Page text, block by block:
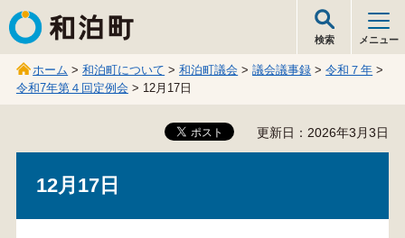
和泊町
検索 メニュー
ホーム >和泊町について >和泊町議会 >議会議事録 >令和７年 >
令和7年第４回定例会 > 12月17日
更新日：2026年3月3日
12月17日